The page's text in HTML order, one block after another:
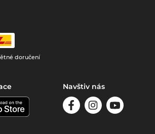
doručení
Navštiv nás